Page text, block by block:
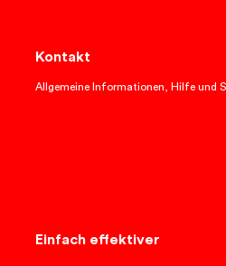
Kontakt
Allgemeine Informationen, Hilfe und
Einfach effektiver